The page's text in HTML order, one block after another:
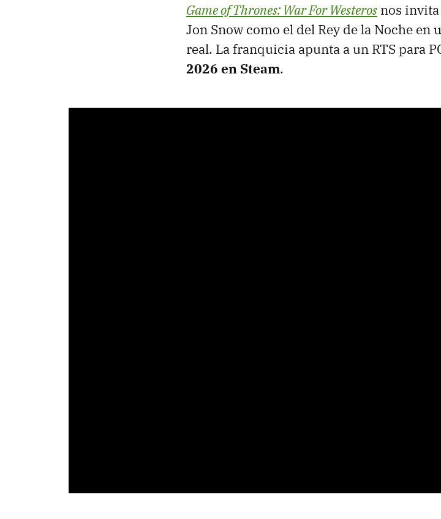
Game of Thrones: War For Westeros nos
Jon Snow como el del Rey de la Noche
real. La franquicia apunta a un RTS para
2026 en Steam.